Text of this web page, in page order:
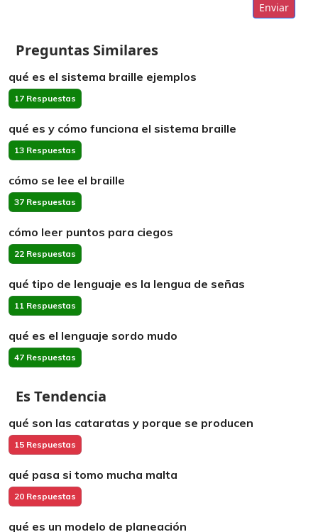
Enviar
Preguntas Similares
qué es el sistema braille ejemplos
17 Respuestas
qué es y cómo funciona el sistema braille
13 Respuestas
cómo se lee el braille
37 Respuestas
cómo leer puntos para ciegos
22 Respuestas
qué tipo de lenguaje es la lengua de señas
11 Respuestas
qué es el lenguaje sordo mudo
47 Respuestas
Es Tendencia
qué son las cataratas y porque se producen
15 Respuestas
qué pasa si tomo mucha malta
20 Respuestas
qué es un modelo de planeación